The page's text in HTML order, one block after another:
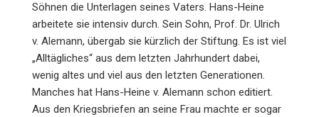
Söhnen die Unterlagen seines Vaters. Hans-Heine
arbeitete sie intensiv durch. Sein Sohn, Prof. Dr. Ulrich
v. Alemann, übergab sie kürzlich der Stiftung. Es ist viel
„Alltägliches“ aus dem letzten Jahrhundert dabei,
wenig altes und viel aus den letzten Generationen.
Manches hat Hans-Heine v. Alemann schon editiert.
Aus den Kriegsbriefen an seine Frau machte er sogar